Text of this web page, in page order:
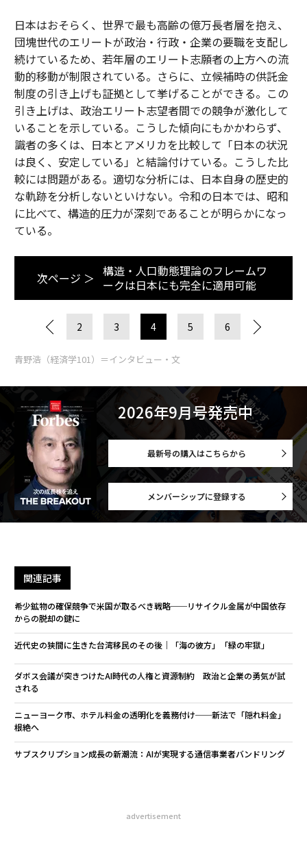
日本はおそらく、世界で最も高齢の億万長者層を抱え、
団塊世代のエリートが政治・行政・企業の要職を支配し
続けているため、若年層のエリート志願者の上方への流
動的移動が制限されている。さらに、立候補時の供託金
制度の引き上げも証拠として挙げることができる。この
引き上げは、政治エリート志望者間での競争が激化して
いることを示している。こうした傾向にもかかわらず、
識者の多くは、日本とアメリカを比較して「日本の状況
は良く、安定している」と結論付けている。こうした比
較には問題がある。適切な分析には、日本自身の歴史的
な軌跡を分析しないといけない。令和の日本では、昭和
に比べて、構造的圧力が深刻であることが明らかになっ
ている。
次ページ ＞ 構造・人口動態理論のフレームワ
ークは日本にも完全に適用可能
2 3 4 5 6
青野浩（経済学101）＝インタビュー・文
2026年9月号発売中
最新号の購入はこちらから
メンバーシップに登録する
関連記事
希少鉱物の確保競争で米国が取るべき戦略──リサイクル金属が中国依存
からの脱却の鍵に
近代史の狭間に生きた台湾移民のその後｜「海の彼方」「緑の牢獄」
ダボス会議が突きつけたAI時代の人権と資源制約 政治と企業の勇気が試
される
ニューヨーク市、ホテル料金の透明化を義務付け──新法で「隠れ料金」
根絶へ
サブスクリプション成長の新潮流：AIが実現する通信事業者バンドリング
advertisement